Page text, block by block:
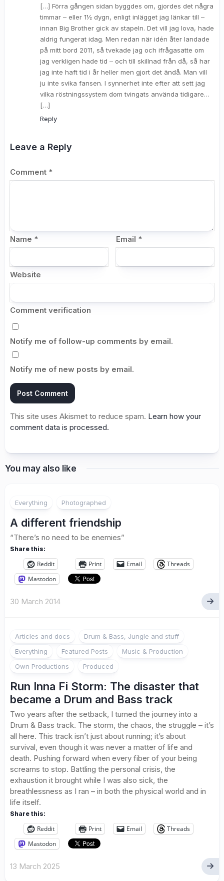
[…] Förra gången sidan byggdes om, gjordes det några
timmar – eller 1½ dygn, enligt inlägget jag länkar till –
innan Big Brother gick av stapeln. Det vill jag lova, hade
aldrig fungerat idag. Men redan när idén åter landade
på mitt bord 2011, så tvekade jag och ifrågasatte om
jag verkligen hade tid – och till skillnad från då, så har
jag inte haft tid i år heller men gjort det ändå. Man vill
ju inte svika fansen. I synnerhet inte efter att sett jag
vilka röstningssystem dom tvingats använda tidigare…
[…]
Reply
Leave a Reply
Comment *
Name * Email *
Website
Comment verification
Notify me of follow-up comments by email.
Notify me of new posts by email.
This site uses Akismet to reduce spam. Learn how your
comment data is processed.
You may also like
Everything Photographed
A different friendship
“There’s no need to be enemies”
Share this:
Reddit Print Email
Threads
Mastodon
30 March 2014
Articles and docs
Drum & Bass, Jungle and stuff
Everything
Featured Posts
Music & Production
Own Productions
Produced
Run Inna Fi Storm: The disaster that
became a Drum and Bass track
Two years after the setback, I turned the journey into a
Drum & Bass track. The storm, the chaos, the struggle – it’s
all here. This track isn’t just about running; it’s about
survival, even though it was never a matter of life and
death. Pushing forward when every fiber of your being
screams to stop. Battling the personal crisis, the
exhaustion it brought while I was also sick, the
breathlessness as I ran – in both the physical world and in
life itself.
Share this:
Reddit Print Email
Threads
Mastodon
13 March 2025